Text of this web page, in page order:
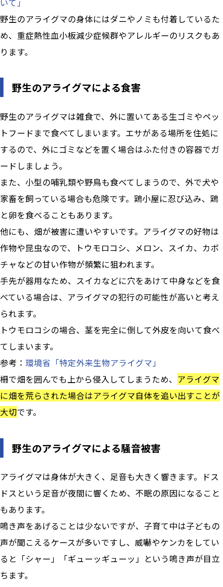
野生のアライグマの身体にはダニやノミも付着しているた
め、重症熱性血小板減少症候群やアレルギーのリスクもあ
ります。
野生のアライグマによる食害
野生のアライグマは雑食で、外に置いてある生ゴミやペッ
トフードまで食べてしまいます。エサがある場所を住処に
するので、外にゴミなどを置く場合はふた付きの容器でガ
ードしましょう。
また、小型の哺乳類や野鳥も食べてしまうので、外で犬や
家畜を飼っている場合も危険です。鶏小屋に忍び込み、鶏
と卵を食べることもあります。
他にも、畑が被害に遭いやすいです。アライグマの好物は
作物や昆虫なので、トウモロコシ、メロン、スイカ、カボ
チャなどの甘い作物が頻繁に狙われます。
手先が器用なため、スイカなどに穴をあけて中身などを食
べている場合は、アライグマの犯行の可能性が高いと考え
られます。
トウモロコシの場合、茎を完全に倒して外皮を向いて食べ
てしまいます。
参考： 環境省「特定外来生物アライグマ」
柵で畑を囲んでも上から侵入してしまうため、 アライグマ
に畑を荒らされた場合はアライグマ自体を追い出すことが
大切です。
野生のアライグマによる騒音被害
アライグマは身体が大きく、足音も大きく響きます。ドス
ドスという足音が夜間に響くため、不眠の原因になること
もあります。
鳴き声をあげることは少ないですが、子育て中は子どもの
声が聞こえるケースが多いですし、威嚇やケンカをしてい
ると「シャー」「ギューッギューッ」という鳴き声が目立
ちます。